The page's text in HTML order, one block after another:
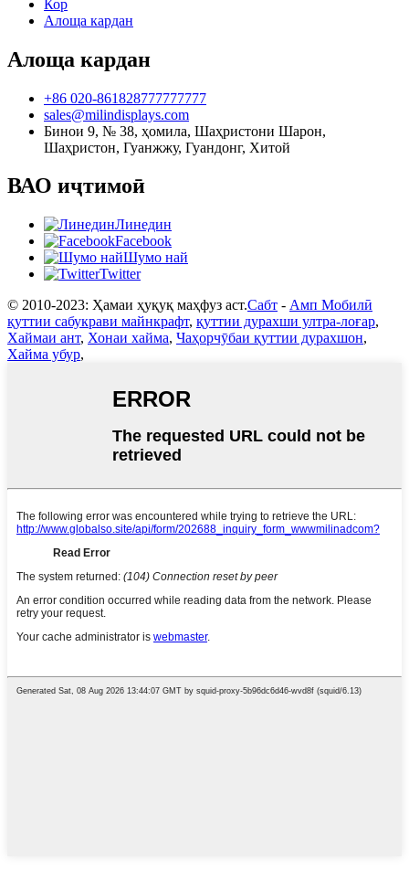
Кор
Алоща кардан
Алоща кардан
+86 020-861828777777777
sales@milindisplays.com
Бинои 9, № 38, ҳомила, Шаҳристони Шарон,
Шаҳристон, Гуанжжу, Гуандонг, Хитой
ВАО иҷтимоӣ
Линедин
Facebook
Шумо най
Twitter
© 2010-2023: Ҳамаи ҳуқуқ маҳфуз аст.Сабт - Амп Мобилӣ
қуттии сабукрави майнкрафт, қуттии дурахши ултра-лоғар,
Хаймаи ант, Хонаи хайма, Чаҳорчӯбаи қуттии дурахшон,
Хайма убур,